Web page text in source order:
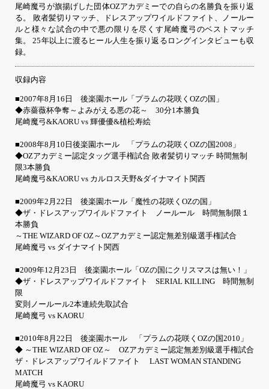
尾崎魔弓が旗揚げした団体OZアカデミーでの自らの名勝負を振り返
る。 敗者髪切りマッチ、ドレスアップワイルドファイト、ノールー
ルと様々な試合の中で悪の限りを尽くす尾崎魔弓のベストマッチ
集。 25年以上に渡るヒール人生を振り返るロングインタビューも収
録。
収録内容
■2007年8月16日 後楽園ホール「プラムの花咲くOZの国」
◆赤薔薇杯争奪～よみがえる悪の花～ 30分1本勝負
尾崎魔弓&KAORU vs 輝優優&植松寿絵
■2008年8月10日後楽園ホール 「プラムの花咲くOZの国2008」
◆OZアカデミー認定タッグ選手権試合 敗者髪切りマッチ 時間無制
限3本勝負
尾崎魔弓&KAORU vs カルロス天野&ダイナマイト関西
■2009年2月22日 後楽園ホール「魔性の花咲くOZの国」
◆ザ・ドレスアップワイルドファイト ノールール 時間無制限１
本勝負
～THE WIZARD OF OZ～OZアカデミー認定無差別級選手権試合
尾崎魔弓 vs ダイナマイト関西
■2009年12月23日 後楽園ホール「OZの国にクリスマスは無い！」
◆ザ・ドレスアップワイルドファイト SERIAL KILLING 時間無制
限
変則ノールール2本連続先取試合
尾崎魔弓 vs KAORU
■2010年8月22日 後楽園ホール 「プラムの花咲くOZの国2010」
◆ ～THE WIZARD OF OZ～ OZアカデミー認定無差別級選手権試合
ザ・ドレスアップワイルドファイト LAST WOMAN STANDING
MATCH
尾崎魔弓 vs KAORU